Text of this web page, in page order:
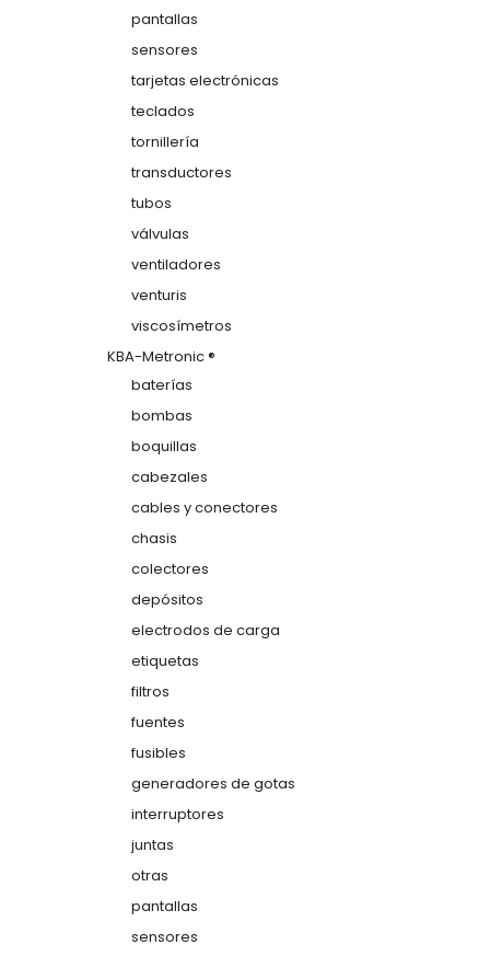
pantallas
sensores
tarjetas electrónicas
teclados
tornillería
transductores
tubos
válvulas
ventiladores
venturis
viscosímetros
KBA-Metronic ®
baterías
bombas
boquillas
cabezales
cables y conectores
chasis
colectores
depósitos
electrodos de carga
etiquetas
filtros
fuentes
fusibles
generadores de gotas
interruptores
juntas
otras
pantallas
sensores